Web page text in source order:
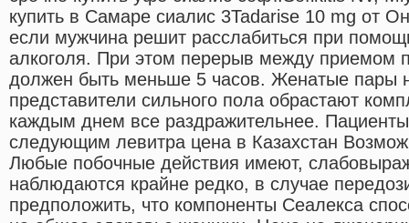
купить в Самаре сиалис 3Tadarise 10 mg от
если мужчина решит расслабиться при
алкоголя. При этом перерыв между приемом
должен быть меньше 5 часов. Женатые пары
представители сильного пола обрастают
каждым днем все раздражительнее.
следующим левитра цена в Казахстан
Любые побочные действия имеют,
наблюдаются крайне редко, в случае
предположить, что компоненты Сеалекса